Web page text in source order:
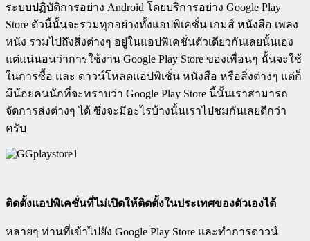
ระบบปฏิบัติการอย่าง Android โดยบริการอย่าง Google Play
Store ตัวนี้นั้นจะรวมทุกอย่างทั้งแอปพิเคชั่น เกมส์ หนังสือ เพลง
หนัง รวมไปถึงสิ่งต่างๆ อยู่ในแอปพิเคชั่นตัวเดียวกันเลยนั้นเอง
แต่แน่นอนว่าการใช้งาน Google Play Store ของเพื่อนๆ นั้นจะใช้
ในการซื้อ และ ดาวน์โหลดแอปพิเชั่น หนังสือ หรือสิ่งต่างๆ แต่ก็
มีน้อยคนนักที่จะทราบว่า Google Play Store นี้นั้นเราสามารถ
จัดการส่งต่างๆ ได้ ซึ่งจะมีอะไรบ้างนั้นเราไปชมกันเลยดีกว่า
ครับ
ติดตั้งแอปพิเคชั่นที่ไม่เปิดให้ติดตั้งในประเทศของตัวเองได้
หลายๆ ท่านที่เข้าไปยัง Google Play Store และทำการดาวน์